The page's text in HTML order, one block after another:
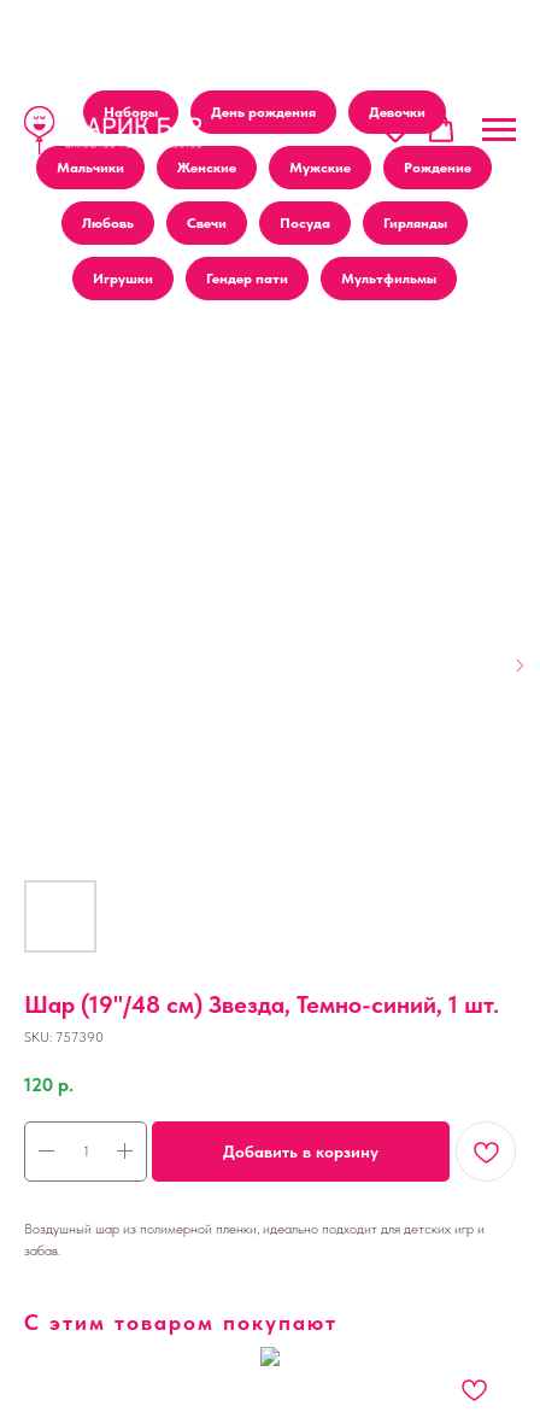
Наборы День рождения Девочки
Мальчики Женские Мужские Рождение
Любовь Свечи Посуда Гирлянды
Игрушки Гендер пати Мультфильмы
Шар (19''/48 см) Звезда, Темно-синий, 1 шт.
SKU: 757390
120 р.
Добавить в корзину
Воздушный шар из полимерной пленки, идеально подходит для детских игр и
забав.
С этим товаром покупают